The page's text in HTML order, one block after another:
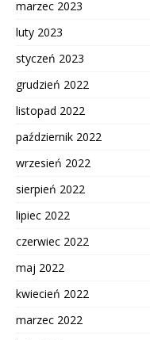
marzec 2023
luty 2023
styczeń 2023
grudzień 2022
listopad 2022
październik 2022
wrzesień 2022
sierpień 2022
lipiec 2022
czerwiec 2022
maj 2022
kwiecień 2022
marzec 2022